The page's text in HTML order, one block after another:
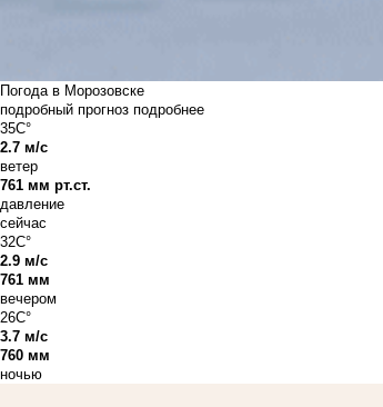
Погода в Морозовске
подробный прогноз подробнее
35C°
2.7 м/с
ветер
761 мм рт.ст.
давление
сейчас
32C°
2.9 м/с
761 мм
вечером
26C°
3.7 м/с
760 мм
ночью